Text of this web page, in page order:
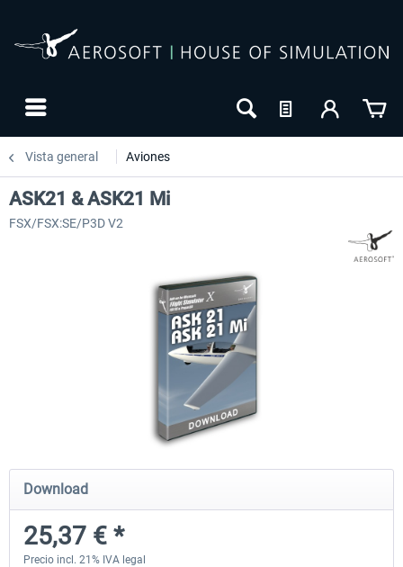
Vista general Aviones
Airbus Bundle
53,21 € *
iFly Jets-The 737NG for
ASK21 & ASK21 Mi
FSX/FSX:SE/P3D V2
Download
25,37 € *
Precio incl. 21% IVA legal